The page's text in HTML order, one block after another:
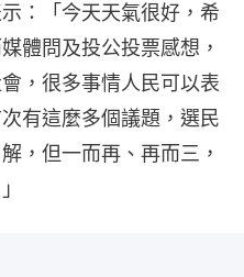
：「今天天氣很好，希
體問及投公投票感想，
，很多事情人民可以表
有這麼多個議題，選民
，但一而再、再而三，